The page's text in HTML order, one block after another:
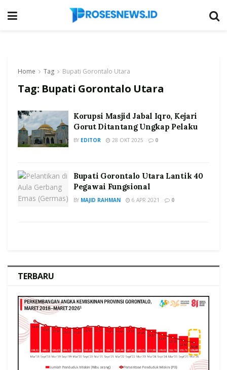
Home Tag Bupati Gorontalo Utara
Tag: Bupati Gorontalo Utara
Korupsi Masjid Jabal Iqro, Kejari
Gorut Ditantang Ungkap Pelaku
BY EDITOR 28 OKT 2025 0
Bupati Gorontalo Utara Lantik 40
Pegawai Fungsional
BY MAJID RAHMAN 6 APR 2021 0
TERBARU